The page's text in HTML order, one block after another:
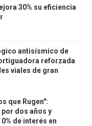
30% su eficiencia
antisísmico de
reforzada
viales de gran
que Rugen":
dos años y
de interés en